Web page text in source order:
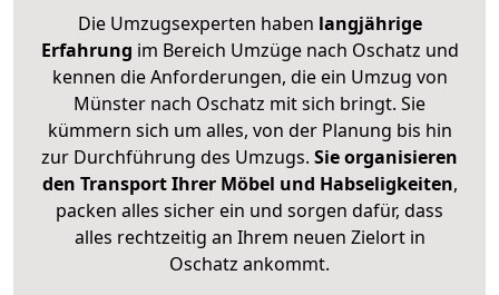
Die Umzugsexperten haben langjährige
Erfahrung im Bereich Umzüge nach Oschatz und
kennen die Anforderungen, die ein Umzug von
Münster nach Oschatz mit sich bringt. Sie
kümmern sich um alles, von der Planung bis hin
zur Durchführung des Umzugs. Sie organisieren
den Transport Ihrer Möbel und Habseligkeiten,
packen alles sicher ein und sorgen dafür, dass
alles rechtzeitig an Ihrem neuen Zielort in
Oschatz ankommt.